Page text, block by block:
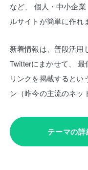
など、
個人・中小企
ルサイトが簡単に作れ
新着情報は、普段活用
Twitterにまかせて、
最
リンクを掲載するとい
ン（昨今の主流のネッ
テーマの